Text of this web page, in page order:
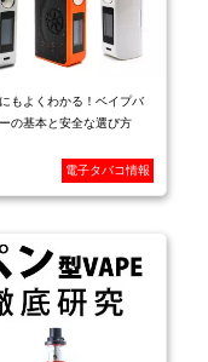
もよくわかる！ベイプバ
の基本と安全な選び方
電子タバコ情報